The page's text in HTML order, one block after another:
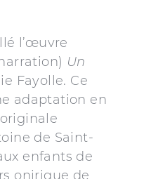
l’œuvre
Un
Fayolle. Ce
adaptation en
de Saint-
enfants de
onirique de